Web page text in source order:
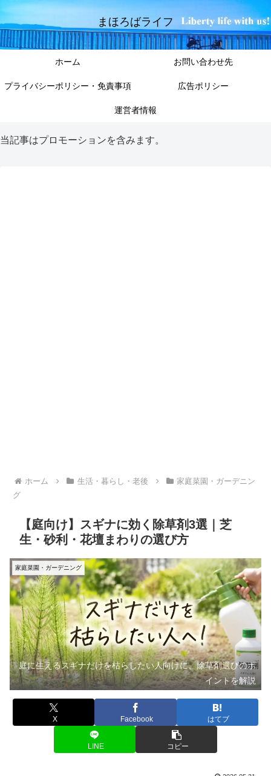
まほろばライフ
ホーム お問い合わせ先
プライバシーポリシー・免責事項 広告ポリシー
運営者情報
当記事はプロモーションを含みます。
ホーム 生活・暮らし・老後
家庭菜園・ガーデニン
グ
【庭向け】スギナに効く除草剤3選｜芝
生・砂利・花壇まわりの選び方
家庭菜園・ガーデニング
庭に生えるスギナだけを枯らしたい人向けに、除草剤選びのポ
イントを解説
X Facebook はてブ
LINE コピー